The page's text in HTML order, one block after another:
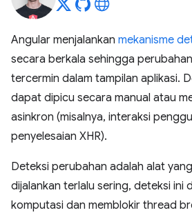
Angular menjalankan mekanisme
secara berkala sehingga
tercermin dalam tampilan aplikasi.
dapat dipicu secara manual atau
asinkron (misalnya, interaksi
penyelesaian XHR).
Deteksi perubahan adalah alat
dijalankan terlalu sering, deteksi ini
komputasi dan memblokir thread